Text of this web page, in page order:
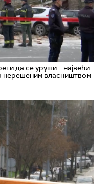
да се уруши – највећи
нерешеним власништвом